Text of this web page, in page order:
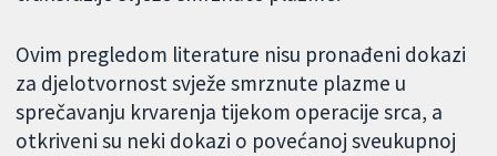
Ovim pregledom literature nisu pronađeni dokazi
za djelotvornost svježe smrznute plazme u
sprečavanju krvarenja tijekom operacije srca, a
otkriveni su neki dokazi o povećanoj sveukupnoj